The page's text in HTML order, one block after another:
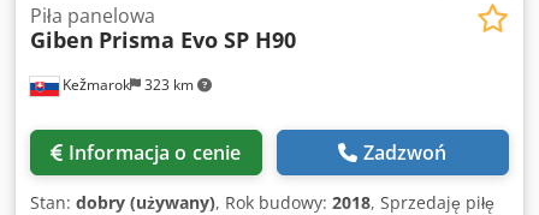
Kežmarok 323 km
Piła panelowa
Giben Prisma Evo SP H90
Informacja o cenie Zadzwoń
Stan: dobry (używany), Rok budowy: 2018, Sprzedaję piłę